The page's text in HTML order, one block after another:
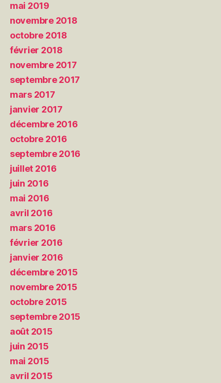
mai 2019
novembre 2018
octobre 2018
février 2018
novembre 2017
septembre 2017
mars 2017
janvier 2017
décembre 2016
octobre 2016
septembre 2016
juillet 2016
juin 2016
mai 2016
avril 2016
mars 2016
février 2016
janvier 2016
décembre 2015
novembre 2015
octobre 2015
septembre 2015
août 2015
juin 2015
mai 2015
avril 2015